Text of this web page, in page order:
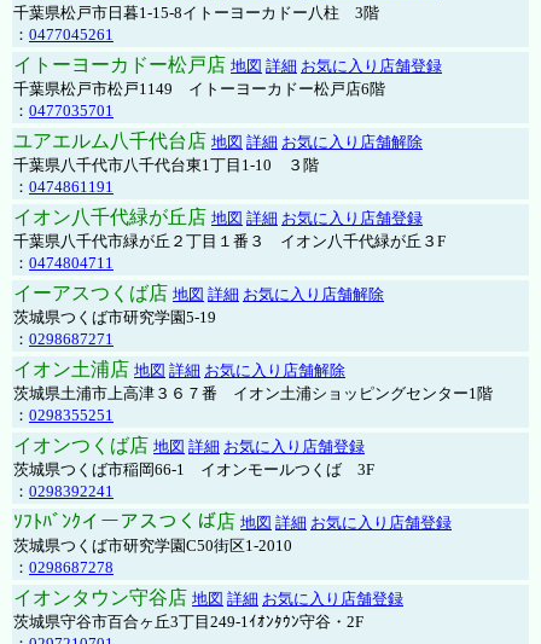
千葉県松戸市日暮1-15-8イトーヨーカドー八柱 3階
： 0477045261
イトーヨーカドー松戸店 地図 詳細 お気に入り店舗登録
千葉県松戸市松戸1149 イトーヨーカドー松戸店6階
： 0477035701
ユアエルム八千代台店 地図 詳細 お気に入り店舗解除
千葉県八千代市八千代台東1丁目1-10 ３階
： 0474861191
イオン八千代緑が丘店 地図 詳細 お気に入り店舗登録
千葉県八千代市緑が丘２丁目１番３ イオン八千代緑が丘３F
： 0474804711
イーアスつくば店 地図 詳細 お気に入り店舗解除
茨城県つくば市研究学園5-19
： 0298687271
イオン土浦店 地図 詳細 お気に入り店舗解除
茨城県土浦市上高津３６７番 イオン土浦ショッピングセンター1階
： 0298355251
イオンつくば店 地図 詳細 お気に入り店舗登録
茨城県つくば市稲岡66-1 イオンモールつくば 3F
： 0298392241
ｿﾌﾄﾊﾞﾝｸイーアスつくば店 地図 詳細 お気に入り店舗登録
茨城県つくば市研究学園C50街区1-2010
： 0298687278
イオンタウン守谷店 地図 詳細 お気に入り店舗登録
茨城県守谷市百合ヶ丘3丁目249-1ｲｵﾝﾀｳﾝ守谷・2F